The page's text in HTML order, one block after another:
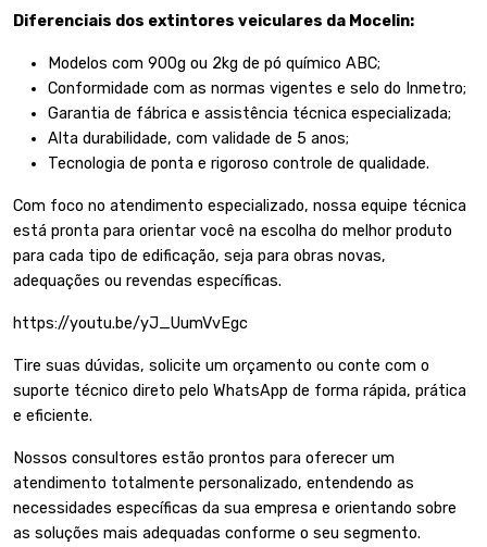
Diferenciais dos extintores veiculares da Mocelin:
Modelos com 900g ou 2kg de pó químico ABC;
Conformidade com as normas vigentes e selo do Inmetro;
Garantia de fábrica e assistência técnica especializada;
Alta durabilidade, com validade de 5 anos;
Tecnologia de ponta e rigoroso controle de qualidade.
Com foco no atendimento especializado, nossa equipe técnica
está pronta para orientar você na escolha do melhor produto
para cada tipo de edificação, seja para obras novas,
adequações ou revendas específicas.
https://youtu.be/yJ_UumVvEgc
Tire suas dúvidas, solicite um orçamento ou conte com o
suporte técnico direto pelo WhatsApp de forma rápida, prática
e eficiente.
Nossos consultores estão prontos para oferecer um
atendimento totalmente personalizado, entendendo as
necessidades específicas da sua empresa e orientando sobre
as soluções mais adequadas conforme o seu segmento.